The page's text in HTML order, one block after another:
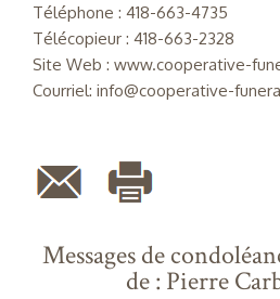
Téléphone : 418-663-4735
Télécopieur : 418-663-2328
Site Web : www.cooperative-
Courriel: info@cooperative-
Messages de
de : Pierre